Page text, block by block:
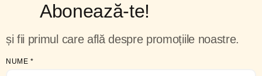
Abonează-te!
și fii primul care află despre promoțiile noastre.
NUME *